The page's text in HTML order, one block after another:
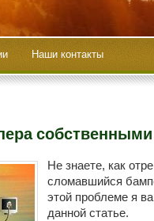
Наши контакты
Не знаете, как
сломавшийся
этой проблеме я
данной статье.